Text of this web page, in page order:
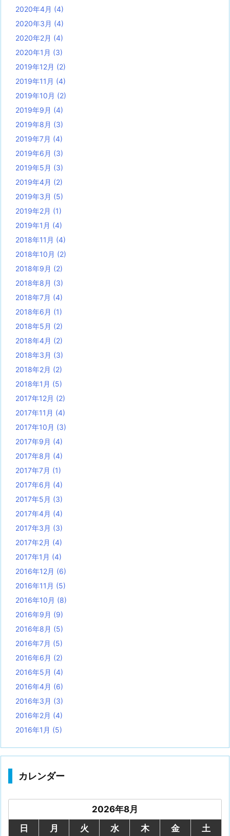
2020年4月 (4)
2020年3月 (4)
2020年2月 (4)
2020年1月 (3)
2019年12月 (2)
2019年11月 (4)
2019年10月 (2)
2019年9月 (4)
2019年8月 (3)
2019年7月 (4)
2019年6月 (3)
2019年5月 (3)
2019年4月 (2)
2019年3月 (5)
2019年2月 (1)
2019年1月 (4)
2018年11月 (4)
2018年10月 (2)
2018年9月 (2)
2018年8月 (3)
2018年7月 (4)
2018年6月 (1)
2018年5月 (2)
2018年4月 (2)
2018年3月 (3)
2018年2月 (2)
2018年1月 (5)
2017年12月 (2)
2017年11月 (4)
2017年10月 (3)
2017年9月 (4)
2017年8月 (4)
2017年7月 (1)
2017年6月 (4)
2017年5月 (3)
2017年4月 (4)
2017年3月 (3)
2017年2月 (4)
2017年1月 (4)
2016年12月 (6)
2016年11月 (5)
2016年10月 (8)
2016年9月 (9)
2016年8月 (5)
2016年7月 (5)
2016年6月 (2)
2016年5月 (4)
2016年4月 (6)
2016年3月 (3)
2016年2月 (4)
2016年1月 (5)
カレンダー
2026年8月
日
月 火 水 木 金 土